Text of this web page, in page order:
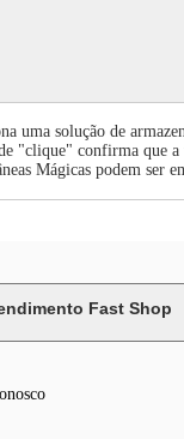
solução de
"clique" confirma que
Mágicas podem ser
Fast Shop